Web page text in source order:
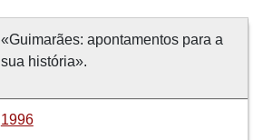
«Guimarães: apontamentos para a
sua história».
1996